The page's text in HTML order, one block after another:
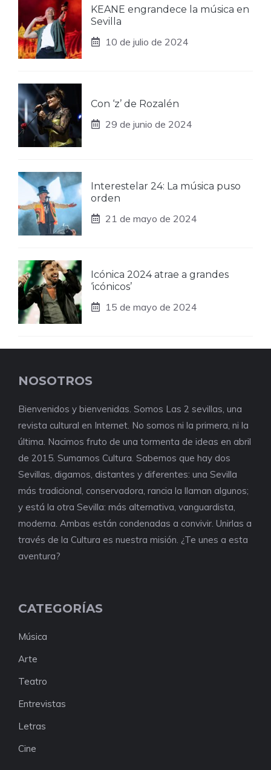
KEANE engrandece la música en
Sevilla
10 de julio de 2024
Con ‘z’ de Rozalén
29 de junio de 2024
Interestelar 24: La música puso
orden
21 de mayo de 2024
Icónica 2024 atrae a grandes
‘icónicos’
15 de mayo de 2024
NOSOTROS
Bienvenidos y bienvenidas. Somos Las 2 sevillas, una
revista cultural en Internet. No somos ni la primera, ni la
última. Nacimos fruto de una tormenta de ideas en abril
de 2015. Sumamos Cultura. Sabemos que hay dos
Sevillas, digamos, distantes y diferentes: una Sevilla
más tradicional, conservadora, rancia la llaman algunos;
y está la otra Sevilla: más alternativa, vanguardista,
moderna. Ambas están condenadas a convivir. Unirlas a
través de la Cultura es nuestra misión. ¿Te unes a esta
aventura?
CATEGORÍAS
Música
Arte
Teatro
Entrevistas
Letras
Cine